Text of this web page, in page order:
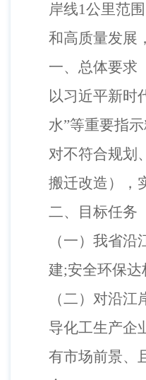
岸线1公里范
和高质量发展
一、总体要求
以习近平新时
水”等重要指
对不符合规划
搬迁改造）
二、目标任务
（一） 我省沿
建;安全环保达
（二） 对沿江
导化工生产企
有市场前景、